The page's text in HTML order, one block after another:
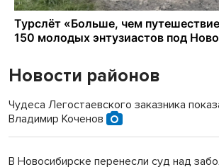
Новости районов
Чудеса Легостаевского заказника
Владимир Коченов
В Новосибирске перенесли суд над